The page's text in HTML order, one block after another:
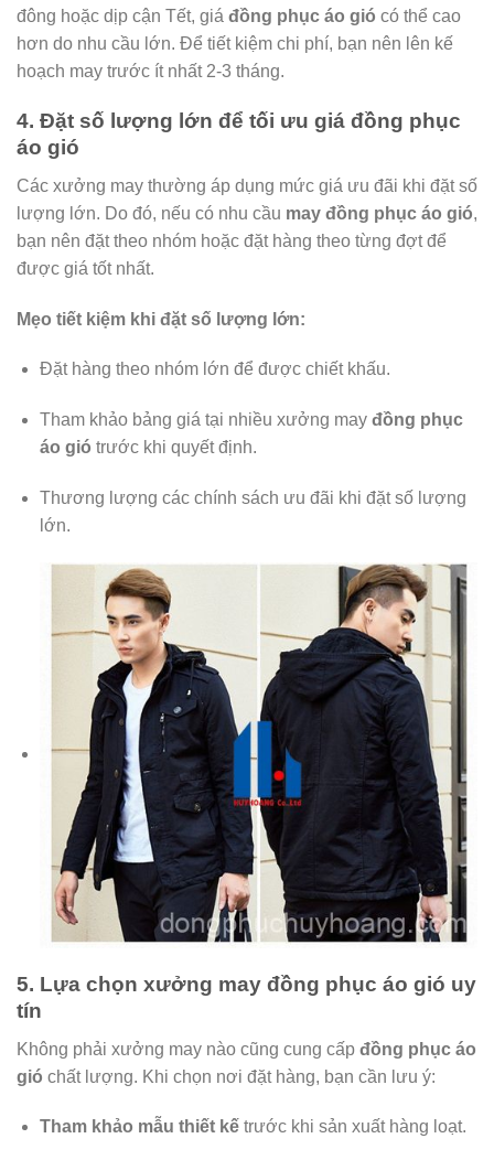
đông hoặc dịp cận Tết, giá đồng phục áo gió có thể cao
hơn do nhu cầu lớn. Để tiết kiệm chi phí, bạn nên lên kế
hoạch may trước ít nhất 2-3 tháng.
4. Đặt số lượng lớn để tối ưu giá đồng phục
áo gió
Các xưởng may thường áp dụng mức giá ưu đãi khi đặt số
lượng lớn. Do đó, nếu có nhu cầu may đồng phục áo gió,
bạn nên đặt theo nhóm hoặc đặt hàng theo từng đợt để
được giá tốt nhất.
Mẹo tiết kiệm khi đặt số lượng lớn:
Đặt hàng theo nhóm lớn để được chiết khấu.
Tham khảo bảng giá tại nhiều xưởng may đồng phục
áo gió trước khi quyết định.
Thương lượng các chính sách ưu đãi khi đặt số lượng
lớn.
5. Lựa chọn xưởng may đồng phục áo gió uy
tín
Không phải xưởng may nào cũng cung cấp đồng phục áo
gió chất lượng. Khi chọn nơi đặt hàng, bạn cần lưu ý:
Tham khảo mẫu thiết kếtrước khi sản xuất hàng loạt.